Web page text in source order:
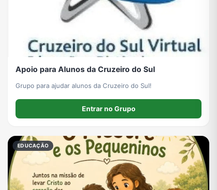
Apoio para Alunos da Cruzeiro do Sul
Grupo para ajudar alunos da Cruzeiro do Sul!
Entrar no Grupo
EDUCAÇÃO